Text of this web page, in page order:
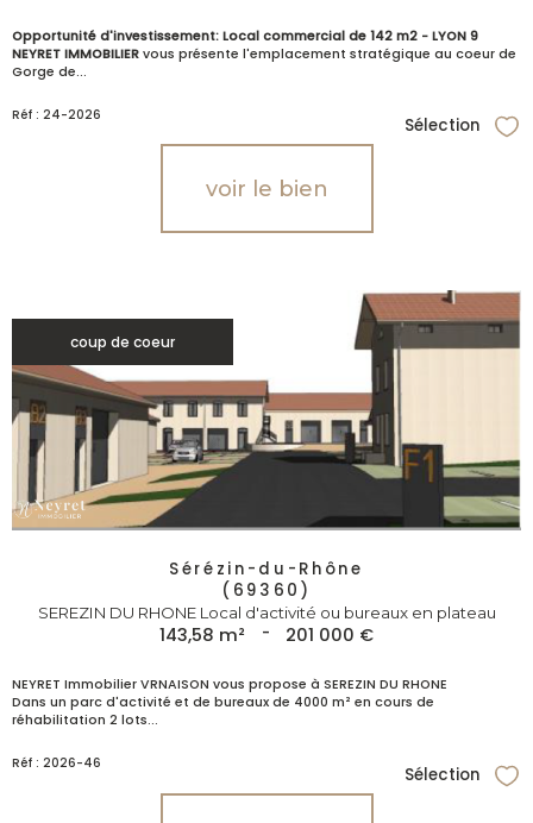
Opportunité d'investissement: Local commercial de 142 m2 - LYON 9
NEYRET IMMOBILIER vous présente l'emplacement stratégique au coeur de
Gorge de...
Réf : 24-2026
Sélection
voir le bien
coup de coeur
Sérézin-du-Rhône
(69360)
SEREZIN DU RHONE Local d'activité ou bureaux en plateau
143,58 m² - 201 000 €
NEYRET Immobilier VRNAISON vous propose à SEREZIN DU RHONE
Dans un parc d'activité et de bureaux de 4000 m² en cours de
réhabilitation 2 lots...
Réf : 2026-46
Sélection